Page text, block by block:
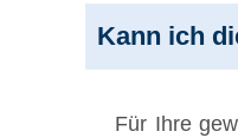
Kann ich
Für Ihre